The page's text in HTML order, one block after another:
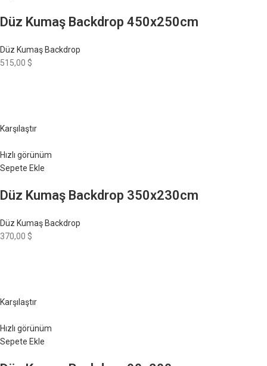
Düz Kumaş Backdrop 450x250cm
Düz Kumaş Backdrop
515,00 $
Karşılaştır
Hızlı görünüm
Sepete Ekle
Düz Kumaş Backdrop 350x230cm
Düz Kumaş Backdrop
370,00 $
Karşılaştır
Hızlı görünüm
Sepete Ekle